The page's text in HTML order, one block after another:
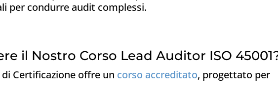
per condurre audit complessi.
il Nostro Corso Lead Auditor ISO
Certificazione offre un corso accreditato, progettato per